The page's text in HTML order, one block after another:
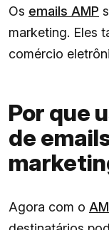
Os emails AMP
marketing. Eles
comércio
Por que
de
Agora com o